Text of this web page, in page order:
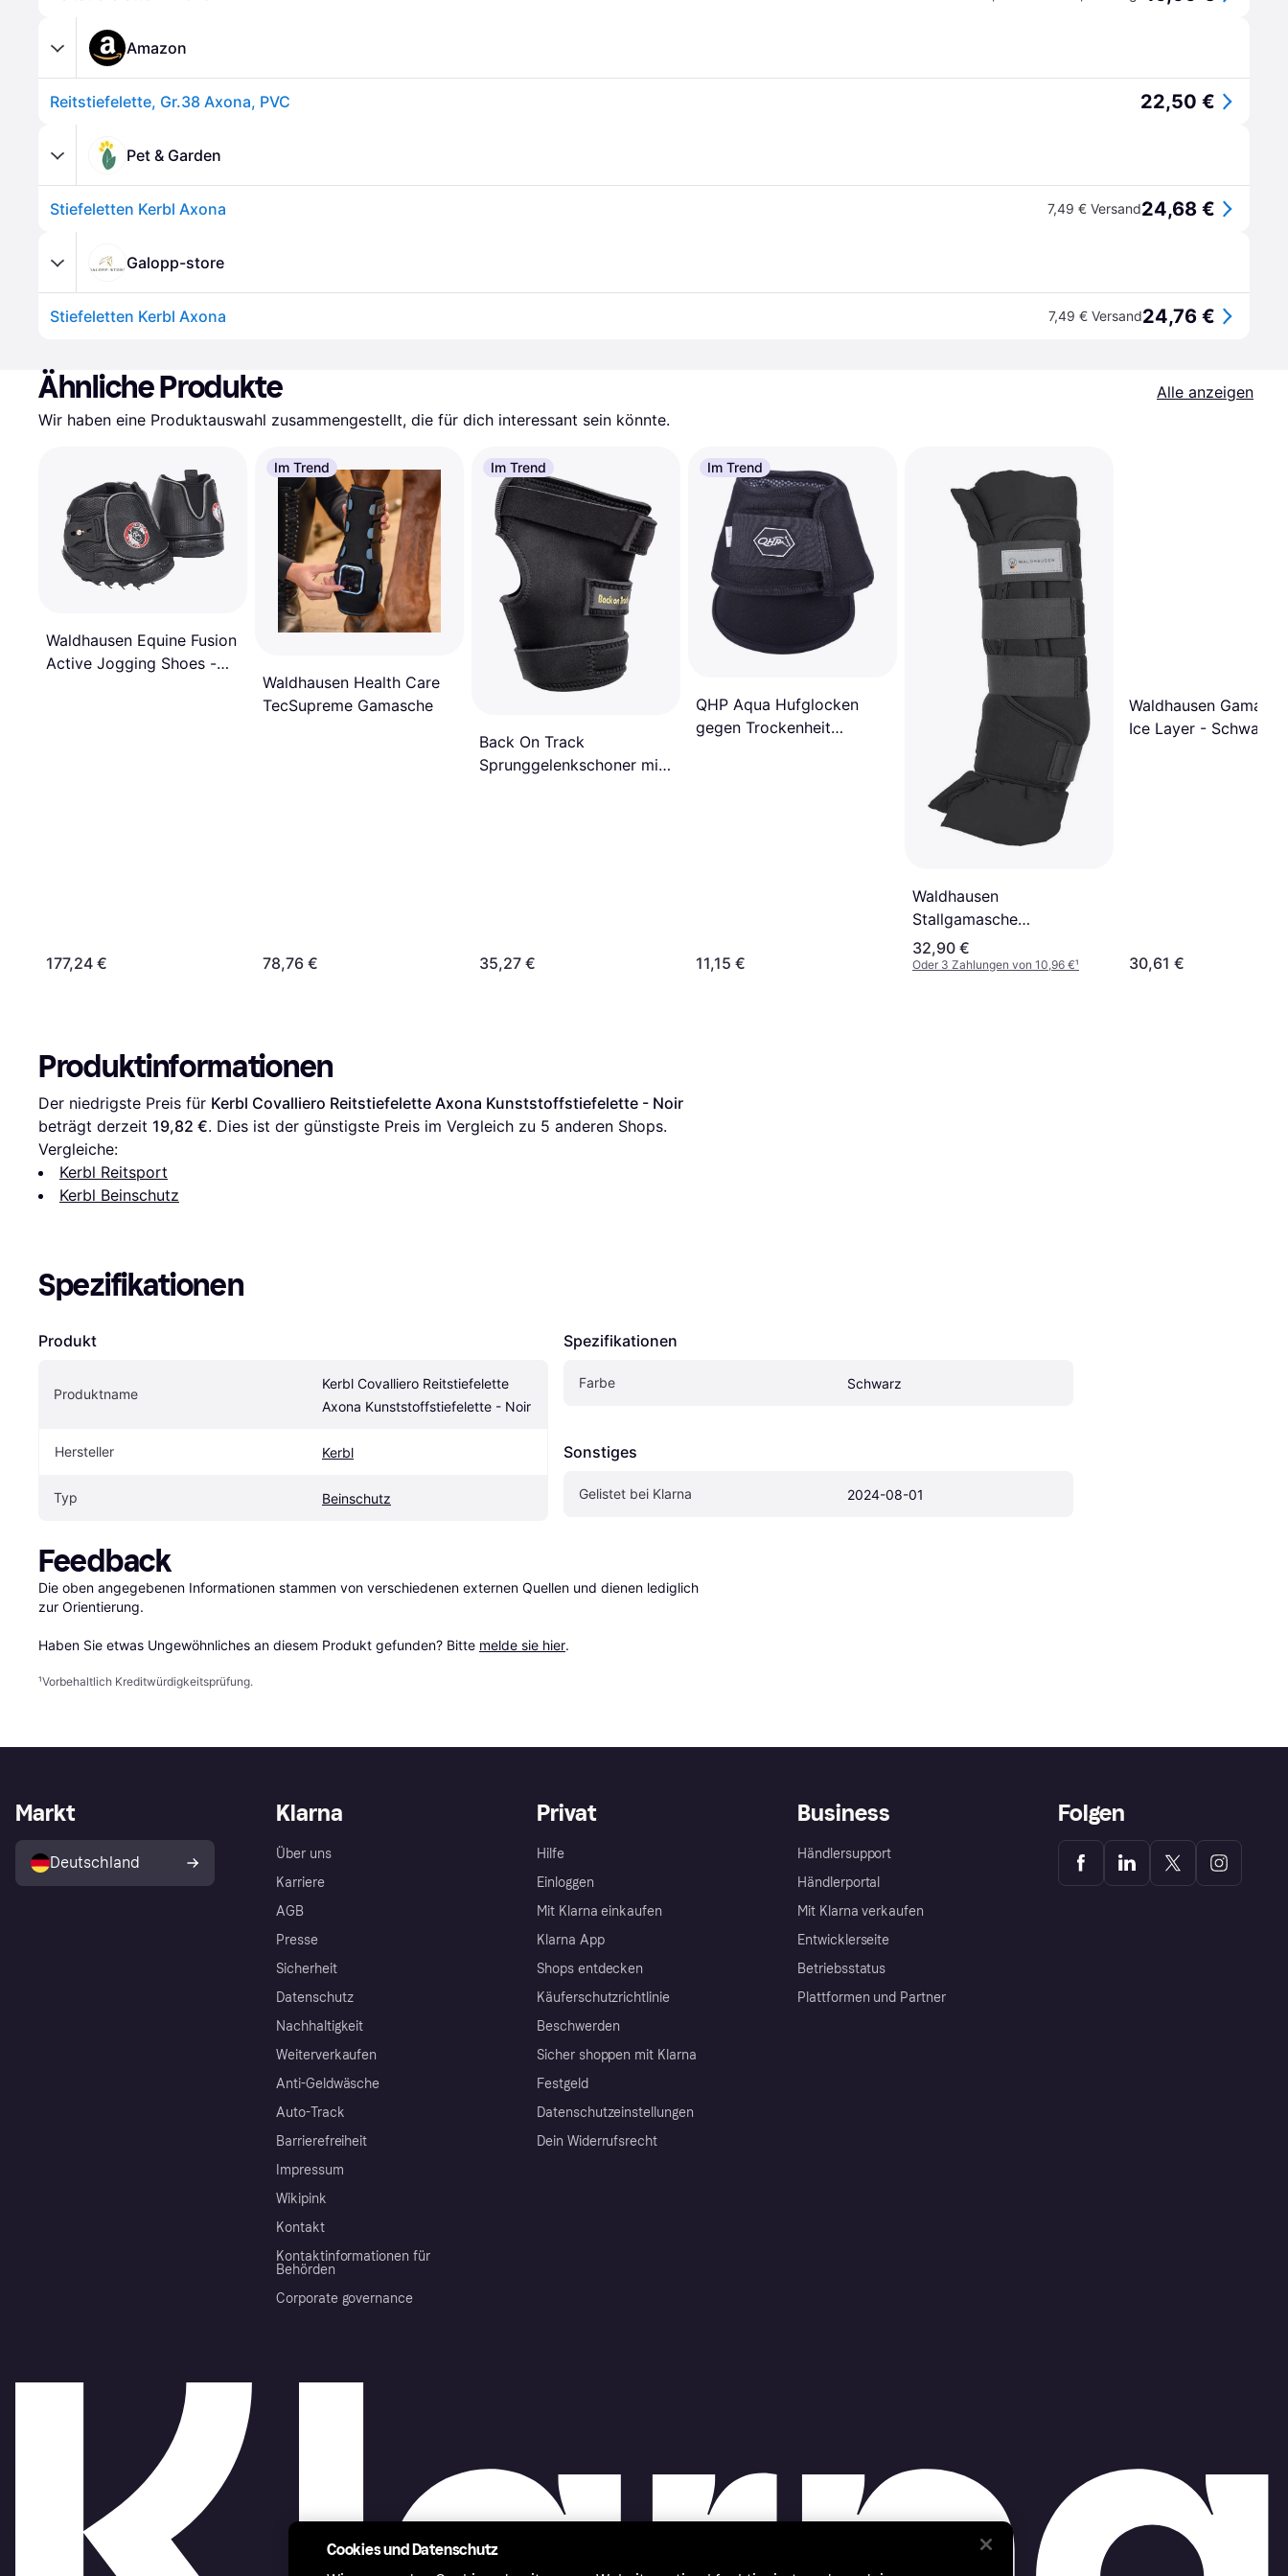
Amazon
Reitstiefelette, Gr.38 Axona, PVC 22,50 €
Pet & Garden
Stiefeletten Kerbl Axona 7,49 € Versand24,68 €
Galopp-store
Stiefeletten Kerbl Axona 7,49 € Versand24,76 €
Ähnliche Produkte
Alle anzeigen
Wir haben eine Produktauswahl zusammengestellt, die für dich interessant sein könnte.
Waldhausen Equine Fusion
Active Jogging Shoes -
177,24 €
Im Trend
Waldhausen Health Care
TecSupreme Gamasche
78,76 €
Im Trend
Back On Track
Sprunggelenkschoner mit
35,27 €
Im Trend
QHP Aqua Hufglocken
gegen Trockenheit
11,15 €
Waldhausen
Stallgamasche
Schwarz/Schwarz
32,90 €
Oder 3 Zahlungen von 10,96 €¹
Waldhausen
Ice Layer - Schwarz
30,61 €
Produktinformationen
Der niedrigste Preis für Kerbl Covalliero Reitstiefelette Axona Kunststoffstiefelette - Noir
beträgt derzeit 19,82 €. Dies ist der günstigste Preis im Vergleich zu 5 anderen Shops.
Vergleiche:
Kerbl Reitsport
Kerbl Beinschutz
Spezifikationen
Produkt
Produktname
Kerbl Covalliero Reitstiefelette
Axona Kunststoffstiefelette - Noir
Hersteller Kerbl
Typ Beinschutz
Spezifikationen
Farbe Schwarz
Sonstiges
Gelistet bei Klarna 2024-08-01
Feedback
Die oben angegebenen Informationen stammen von verschiedenen externen Quellen und dienen lediglich
zur Orientierung.
Haben Sie etwas Ungewöhnliches an diesem Produkt gefunden? Bitte melde sie hier.
¹Vorbehaltlich Kreditwürdigkeitsprüfung.
Klarna
Über uns
Karriere
AGB
Presse
Sicherheit
Datenschutz
Nachhaltigkeit
Weiterverkaufen
Anti-Geldwäsche
Auto-Track
Barrierefreiheit
Impressum
Wikipink
Kontakt
Kontaktinformationen für
Behörden
Corporate governance
Privat
Hilfe
Einloggen
Mit Klarna einkaufen
Klarna App
Shops entdecken
Käuferschutzrichtlinie
Beschwerden
Sicher shoppen mit Klarna
Festgeld
Datenschutzeinstellungen
Dein Widerrufsrecht
Business
Händlersupport
Händlerportal
Mit Klarna verkaufen
Entwicklerseite
Betriebsstatus
Plattformen und Partner
Markt
Deutschland
Folgen
Cookies und Datenschutz